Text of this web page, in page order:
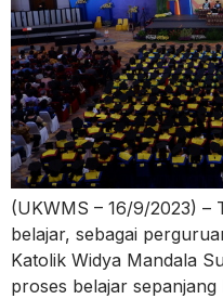
(UKWMS – 16/9/2023) –
belajar, sebagai
Katolik Widya Mandala
proses belajar